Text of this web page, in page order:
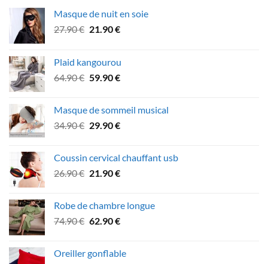
Masque de nuit en soie
27.90€ Le
était :
27.90 €.
21.90€Le
est :
21.90 €.
Plaid kangourou
64.90€ Le
était :
64.90 €.
59.90€Le
est :
59.90 €.
Masque de sommeil musical
34.90€ Le
était :
34.90 €.
29.90€Le
est :
29.90 €.
Coussin cervical chauffant usb
26.90€ Le
était :
26.90 €.
21.90€Le
est :
21.90 €.
Robe de chambre longue
74.90€ Le
était :
62.90€Le
est :
Oreiller gonflable